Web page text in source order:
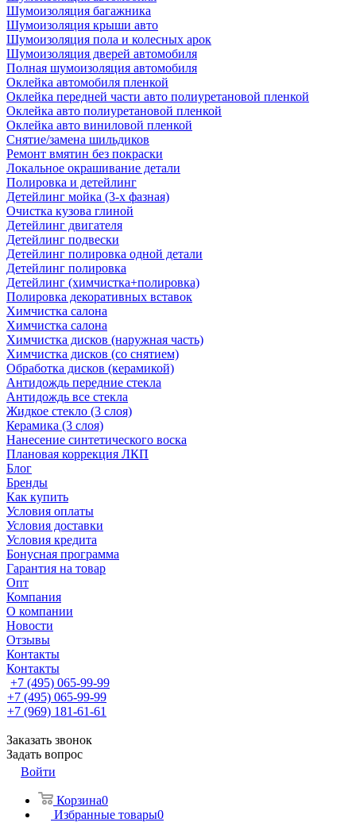
Шумоизоляция багажника
Шумоизоляция крыши авто
Шумоизоляция пола и колесных арок
Шумоизоляция дверей автомобиля
Полная шумоизоляция автомобиля
Оклейка автомобиля пленкой
Оклейка передней части авто полиуретановой пленкой
Оклейка авто полиуретановой пленкой
Оклейка авто виниловой пленкой
Снятие/замена шильдиков
Ремонт вмятин без покраски
Локальное окрашивание детали
Полировка и детейлинг
Детейлинг мойка (3-х фазная)
Очистка кузова глиной
Детейлинг двигателя
Детейлинг подвески
Детейлинг полировка одной детали
Детейлинг полировка
Детейлинг (химчистка+полировка)
Полировка декоративных вставок
Химчистка салона
Химчистка салона
Химчистка дисков (наружная часть)
Химчистка дисков (со снятием)
Обработка дисков (керамикой)
Антидождь передние стекла
Антидождь все стекла
Жидкое стекло (3 слоя)
Керамика (3 слоя)
Нанесение синтетического воска
Плановая коррекция ЛКП
Блог
Бренды
Как купить
Условия оплаты
Условия доставки
Условия кредита
Бонусная программа
Гарантия на товар
Опт
Компания
О компании
Новости
Отзывы
Контакты
Контакты
+7 (495) 065-99-99
+7 (495) 065-99-99
+7 (969) 181-61-61
Заказать звонок
Задать вопрос
Войти
Корзина0
Избранные товары0